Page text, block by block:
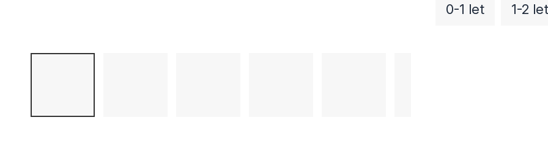
0-1 let 1-2